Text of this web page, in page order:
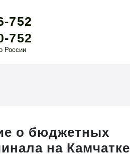
752
752
России
о бюджетных
на Камчатке